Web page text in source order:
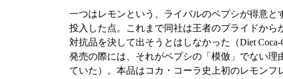
一つはレモンという、ライバルのペプシが得意と
投入した点。これまで同社は王者のプライドから
対抗品を決して出そうとはしなかった（Diet Coca-
発売の際には、それがペプシの「模倣」でない理
ていた）。本品はコカ・コーラ史上初のレモンフ